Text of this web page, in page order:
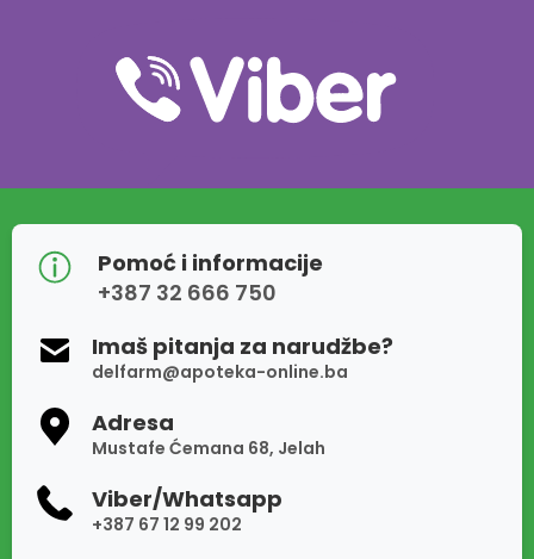
Pomoć i informacije
+387 32 666 750
Imaš pitanja za narudžbe?
delfarm@apoteka-online.ba
Adresa
Mustafe Ćemana 68, Jelah
Viber/Whatsapp
+387 67 12 99 202